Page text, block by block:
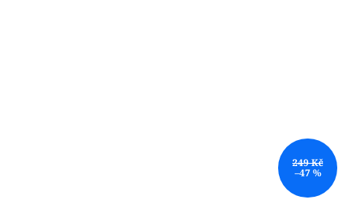
249 Kč
–47 %